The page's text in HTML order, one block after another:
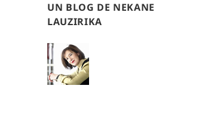
UN BLOG DE NEKANE
LAUZIRIKA